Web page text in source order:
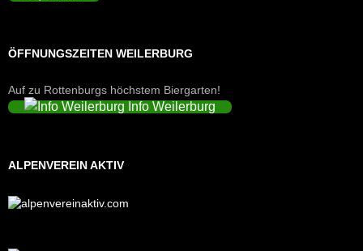
ÖFFNUNGSZEITEN WEILERBURG
Auf zu Rottenburgs höchstem Biergarten!
Info Weilerburg
ALPENVEREIN AKTIV